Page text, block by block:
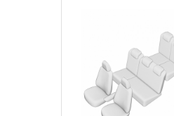
Accesorii pentru Roti si Anvelope
Organizatoare Auto